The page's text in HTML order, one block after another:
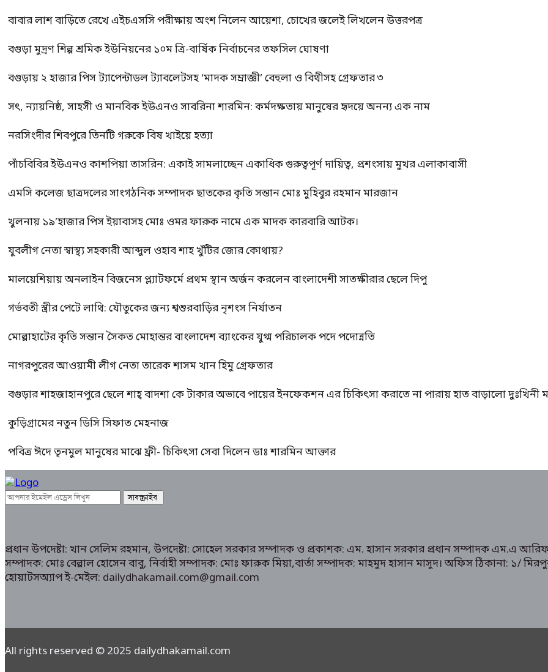
বাবার লাশ বাড়িতে রেখে এইচএসসি পরীক্ষায় অংশ নিলেন আয়েশা, চোখের জলেই লিখলেন উত্তরপত্র
বগুড়া মুদ্রণ শিল্প শ্রমিক ইউনিয়নের ১০ম ত্রি-বার্ষিক নির্বাচনের তফসিল ঘোষণা
বগুড়ায় ২ হাজার পিস ট্যাপেন্টাডল ট্যাবলেটসহ ‘মাদক সম্রাজ্ঞী’ বেহুলা ও বিথীসহ গ্রেফতার ৩
সৎ, ন্যায়নিষ্ঠ, সাহসী ও মানবিক ইউএনও সাবরিনা শারমিন: কর্মদক্ষতায় মানুষের হৃদয়ে অনন্য এক নাম
নরসিংদীর শিবপুরে তিনটি গরুকে বিষ খাইয়ে হত্যা
পাঁচবিবির ইউএনও কাশপিয়া তাসরিন: একাই সামলাচ্ছেন একাধিক গুরুত্বপূর্ণ দায়িত্ব, প্রশংসায় মুখর এলাকাবাসী
এমসি কলেজ ছাত্রদলের সাংগঠনিক সম্পাদক ছাতকের কৃতি সন্তান মোঃ মুহিবুর রহমান মারজান
খুলনায় ১৯’হাজার পিস ইয়াবাসহ মোঃ ওমর ফারুক নামে এক মাদক কারবারি আটক।
যুবলীগ নেতা স্বাস্থ্য সহকারী আব্দুল ওহাব শাহ খুঁটির জোর কোথায়?
মালয়েশিয়ায় অনলাইন বিজনেস প্ল্যাটফর্মে প্রথম স্থান অর্জন করলেন বাংলাদেশী সাতক্ষীরার ছেলে দিপু
গর্ভবতী স্ত্রীর পেটে লাথি: যৌতুকের জন্য শ্বশুরবাড়ির নৃশংস নির্যাতন
মোল্লাহাটের কৃতি সন্তান সৈকত মোহান্তর বাংলাদেশ ব্যাংকের যুগ্ম পরিচালক পদে পদোন্নতি
নাগরপুরের আওয়ামী লীগ নেতা তারেক শাসম খান হিমু গ্রেফতার
বগুড়ার শাহজাহানপুরে ছেলে শাহ্ বাদশা কে টাকার অভাবে পায়ের ইনফেকশন এর চিকিৎসা করাতে না পারায় হাত বাড়ালো দুঃখিনী
কুড়িগ্রামের নতুন ডিসি সিফাত মেহনাজ
পবিত্র ঈদে তৃনমুল মানুষের মাঝে ফ্রী- চিকিৎসা সেবা দিলেন ডাঃ শারমিন আক্তার
প্রধান উপদেষ্টা: খান সেলিম রহমান, উপদেষ্টা: সোহেল সরকার সম্পাদক ও প্রকাশক: এম. হাসান সরকার প্রধান সম্পাদক এম.এ
সম্পাদক: মোঃ বেল্লাল হোসেন বাবু, নির্বাহী সম্পাদক: মোঃ ফারুক মিয়া,বার্তা সম্পাদক: মাহমুদ হাসান মাসুদ। অফিস ঠিকানা:
হোয়াটসঅ্যাপ ই-মেইল: dailydhakamail.com@gmail.com
All rights reserved © 2025 dailydhakamail.com